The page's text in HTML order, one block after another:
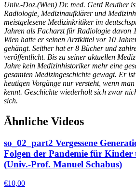
Univ.-Doz.(Wien) Dr. med. Gerd Reuther
Radiologie, Medizinaufklärer und
meistgelesene Medizinkritiker im
Jahren als Facharzt für Radiologie davon
Wien hatte er seinen Arztkittel vor 10
gehängt. Seither hat er 8 Bücher und
veröffentlicht. Bis zu seiner aktuellen
Jahre kein Medizinhistoriker mehr eine
gesamten Medizingeschichte gewagt. Er
heutigen Vorgänge nur versteht, wenn
kennt. Geschichte wiederholt sich zwar
sich.
Ähnliche Videos
so_02_part2 Vergessene
Folgen der Pandemie für Kinder
(Univ.-Prof. Manuel Schabus)
€10,00